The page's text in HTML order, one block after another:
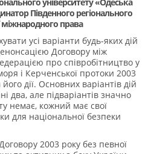
Південного регіонального
міжнародного права
усі варіанти будь-яких дій
Договору між
про співробітництво у
і Керченської протоки 2003
дії. Основних варіантів дій
два, але підваріантів значно
немає, кожний має свої
для національної безпеки
2003 року без певної